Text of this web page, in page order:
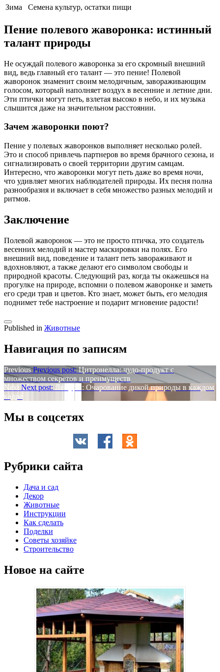
Зима
Семена культур, остатки пищи
Пение полевого жаворонка: истинный
талант природы
Не осуждай полевого жаворонка за его скромный внешний
вид, ведь главный его талант — это пение! Полевой
жаворонок знаменит своим мелодичным, завораживающим
голосом, который наполняет воздух в весенние и летние дни.
Эти птички могут петь, взлетая высоко в небо, и их музыка
слышится даже на значительном расстоянии.
Зачем жаворонки поют?
Пение у полевых жаворонков выполняет несколько ролей.
Это и способ привлечь партнеров во время брачного сезона, и
сигнализировать о своей территории другим самцам.
Интересно, что жаворонки могут петь даже во время ночи,
что удивляет многих наблюдателей природы. Их песня полна
разнообразия и включает в себя множество разных мелодий и
ритмов.
Заключение
Полевой жаворонок — это не просто птичка, это создатель
весенних мелодий и мастер маскировки на полях. Его
внешний вид, поведение и талант петь завораживают и
вдохновляют, а также делают его символом свободы и
природной красоты. Следующий раз, когда ты окажешься на
прогулке на природе, вспомни о полевом жаворонке и заметь
его среди трав и цветов. Кто знает, может быть, его мелодия
поднимет тебе настроение и подарит мгновение радости!
Published in Животные
Навигация по записям
Previous Previous post: Цитронелла: чудо-продукт с
множеством секретов и преимуществ
Next Next post: Лемуры: Очарование дикой природы в каждом
кадре
Мы в соцсетях
Рубрики сайта
Дача и сад
Декор
Животные
Инструкции
Как сделать
Поделки
Советы хозяйке
Строительство
Новое на сайте